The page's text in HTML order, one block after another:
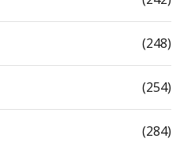
(248)
(254)
(284)